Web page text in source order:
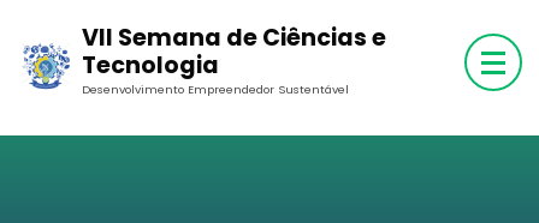
content
(Press
VII Semana de Ciências e
Tecnologia
Desenvolvimento Empreendedor Sustentável